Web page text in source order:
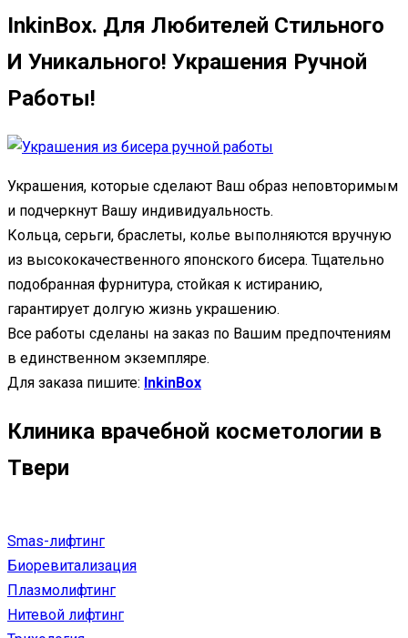
InkinBox. Для Любителей Стильного
И Уникального! Украшения Ручной
Работы!
Украшения, которые сделают Ваш образ неповторимым
и подчеркнут Вашу индивидуальность.
Кольца, серьги, браслеты, колье выполняются вручную
из высококачественного японского бисера. Тщательно
подобранная фурнитура, стойкая к истиранию,
гарантирует долгую жизнь украшению.
Все работы сделаны на заказ по Вашим предпочтениям
в единственном экземпляре.
Для заказа пишите: InkinBox
Клиника врачебной косметологии в
Твери
Smas-лифтинг
Биоревитализация
Плазмолифтинг
Нитевой лифтинг